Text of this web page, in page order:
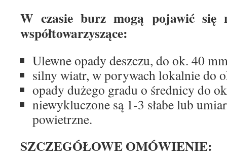
W czasie burz mogą pojawić się
współtowarzyszące:
Ulewne opady deszczu, do ok. 40
silny wiatr, w porywach lokalnie do
opady dużego gradu o średnicy do
niewykluczone są 1-3 słabe lub
powietrzne.
SZCZEGÓŁOWE OMÓWIENIE: